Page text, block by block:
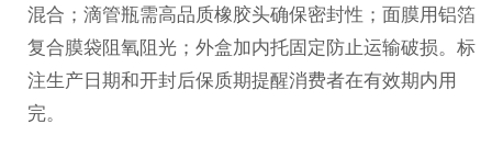
混合；滴管瓶需高品质橡胶头确保密封性；面膜用铝箔
复合膜袋阻氧阻光；外盒加内托固定防止运输破损。标
注生产日期和开封后保质期提醒消费者在有效期内用
完。